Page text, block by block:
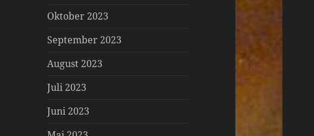
Oktober 2023
September 2023
August 2023
Juli 2023
Juni 2023